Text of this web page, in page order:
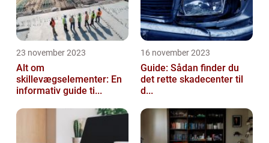
23 november 2023
Alt om
skillevægselementer: En
informativ guide ti...
16 november 2023
Guide: Sådan finder du
det rette skadecenter til
d...